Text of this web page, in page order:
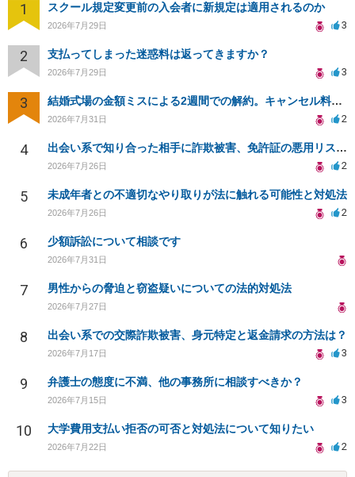
1 スクール規定変更前の入会者に新規定は適用されるのか
2026年7月29日 3
2 支払ってしまった迷惑料は返ってきますか？
2026年7月29日 3
3 結婚式場の金額ミスによる2週間での解約。キャンセル料10万円の免除は可能か。
2026年7月31日 2
4 出会い系で知り合った相手に詐欺被害、免許証の悪用リスクと対策。
2026年7月26日 2
5 未成年者との不適切なやり取りが法に触れる可能性と対処法
2026年7月26日 2
6 少額訴訟について相談です
2026年7月31日
7 男性からの脅迫と窃盗疑いについての法的対処法
2026年7月27日
8 出会い系での交際詐欺被害、身元特定と返金請求の方法は？
2026年7月17日 3
9 弁護士の態度に不満、他の事務所に相談すべきか？
2026年7月15日 3
10 大学費用支払い拒否の可否と対処法について知りたい
2026年7月22日 2